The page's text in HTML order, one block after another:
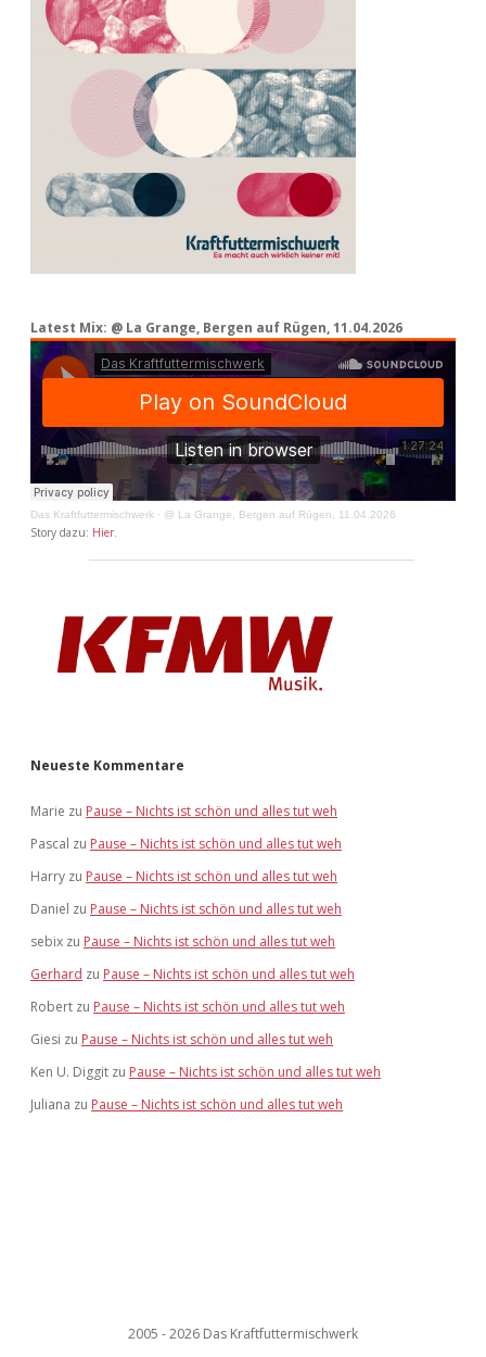
Latest Mix: @ La Grange, Bergen auf Rügen, 11.04.2026
Das Kraftfuttermischwerk · @ La Grange, Bergen auf Rügen, 11.04.2026
Story dazu: Hier
Neueste Kommentare
Marie zu Pause – Nichts ist schön und alles tut weh
Pascal zu Pause – Nichts ist schön und alles tut weh
Harry zu Pause – Nichts ist schön und alles tut weh
Daniel zu Pause – Nichts ist schön und alles tut weh
sebix zu Pause – Nichts ist schön und alles tut weh
Gerhard zu Pause – Nichts ist schön und alles tut weh
Robert zu Pause – Nichts ist schön und alles tut weh
Giesi zu Pause – Nichts ist schön und alles tut weh
Ken U. Diggit zu Pause – Nichts ist schön und alles tut weh
Juliana zu Pause – Nichts ist schön und alles tut weh
2005 - 2026 Das Kraftfuttermischwerk